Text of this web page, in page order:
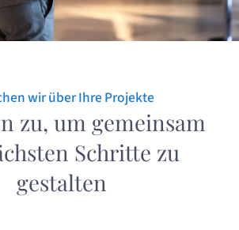
wir über Ihre Projekte
zu, um gemeinsam
Schritte zu
gestalten